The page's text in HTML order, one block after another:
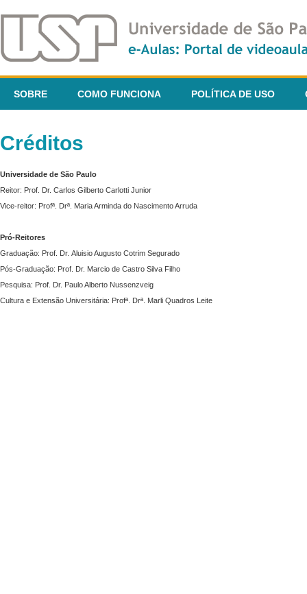
SOBRE COMO FUNCIONA POLÍTICA DE USO
Créditos
Universidade de São Paulo
Reitor: Prof. Dr. Carlos Gilberto Carlotti Junior
Vice-reitor: Profª. Drª. Maria Arminda do Nascimento Arruda
Pró-Reitores
Graduação: Prof. Dr. Aluisio Augusto Cotrim Segurado
Pós-Graduação: Prof. Dr. Marcio de Castro Silva Filho
Pesquisa: Prof. Dr. Paulo Alberto Nussenzveig
Cultura e Extensão Universitária: Profª. Drª. Marli Quadros Leite